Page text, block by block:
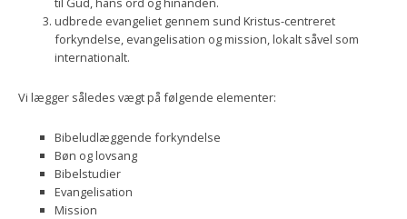
udbrede evangeliet gennem sund Kristus-centreret
forkyndelse, evangelisation og mission, lokalt såvel som
internationalt.
Vi lægger således vægt på følgende elementer:
Bibeludlæggende forkyndelse
Bøn og lovsang
Bibelstudier
Evangelisation
Mission